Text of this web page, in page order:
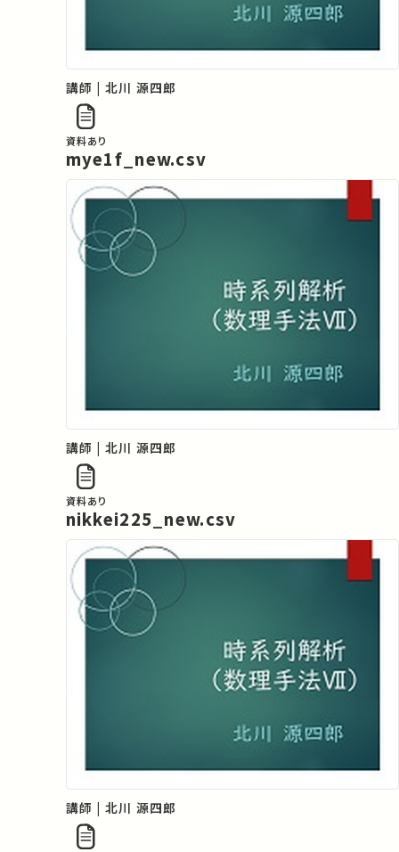
講師 | 北川 源四郎
資料あり
mye1f_new.csv
講師 | 北川 源四郎
資料あり
nikkei225_new.csv
講師 | 北川 源四郎